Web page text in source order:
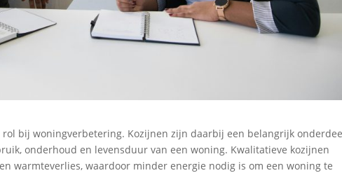
bij woningverbetering. Kozijnen zijn daarbij een belangrijk
onderhoud en levensduur van een woning. Kwalitatieve kozijnen
warmteverlies, waardoor minder energie nodig is om een woning te